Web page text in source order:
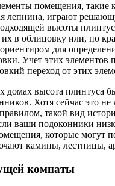
помещения, такие
лепнина, играют
высоты
их в облицовку или, по
для
Учет этих элементов
переход от этих
домах высота плинтуса
Хотя сейчас это не
такой вид
ваши подоконники
которые могут
камины, лестницы,
комнаты